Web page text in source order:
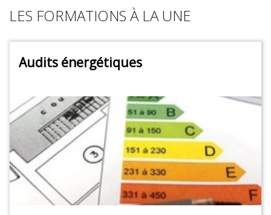
LES FORMATIONS À LA UNE
Audits énergétiques